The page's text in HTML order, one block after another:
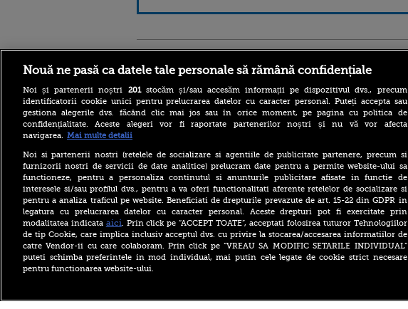
Nivelul scăzut al Dunării a
scos la iveală fundațiile
unui pod roman vechi de
aproape 1.700 de ani. FOTO
Bacteria care „mănâncă”
țesuturile a provocat
moartea a cinci persoane în
acest an, anunță autoritățile
Bolojan, înaintea ratingului
de țară Moody’s: Am fost
cinstiți cu românii, am
Nouă ne pasă ca datele tale personale să rămână confidențiale
Noi și partenerii noștri 201stocăm și/sau accesăm informații pe dispozitivul dvs., precum
identificatorii cookie unici pentru prelucrarea datelor cu caracter personal. Puteți accepta sau
gestiona alegerile dvs. făcând clic mai jos sau în orice moment, pe pagina cu politica de
confidențialitate. Aceste alegeri vor fi raportate partenerilor noștri și nu vă vor afecta
navigarea. Mai multe detalii
Noi si partenerii nostri (retelele de socializare si agentiile de publicitate partenere, precum si
furnizorii nostri de servicii de date analitice) prelucram date pentru a permite website-ului sa
functioneze, pentru a personaliza continutul si anunturile publicitare afisate in functie de
interesele si/sau profilul dvs., pentru a va oferi functionalitati aferente retelelor de socializare si
pentru a analiza traficul pe website. Beneficiati de drepturile prevazute de art. 15-22 din GDPR in
legatura cu prelucrarea datelor cu caracter personal. Aceste drepturi pot fi exercitate prin
modalitatea indicata aici. Prin click pe “ACCEPT TOATE”, acceptati folosirea tuturor Tehnologiilor
de tip Cookie, care implica inclusiv acceptul dvs. cu privire la stocarea/accesarea informatiilor de
catre Vendor-ii cu care colaboram. Prin click pe “VREAU SA MODIFIC SETARILE INDIVIDUAL”
puteti schimba preferintele in mod individual, mai putin cele legate de cookie strict necesare
pentru functionarea website-ului.